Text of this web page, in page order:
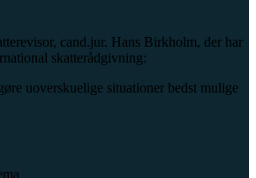
cand.jur. Hans Birkholm, der har
skatterådgivning:
uoverskuelige situationer bedst mulige